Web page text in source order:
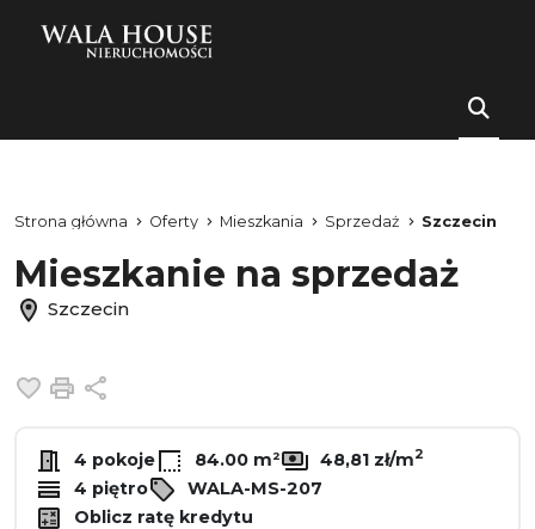
Strona główna Oferty Mieszkania Sprzedaż Szczecin
Mieszkanie na sprzedaż
Szczecin
Dodaj do ulubionych
Drukuj
4 pokoje 84.00 m² 48,81 zł/m2
4 piętro
WALA-MS-207
Oblicz ratę kredytu